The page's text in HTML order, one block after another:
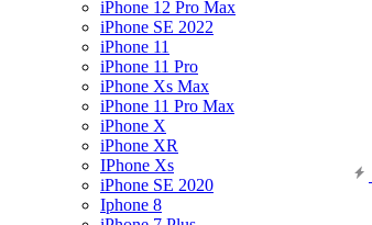
iPhone 12 Pro Max
iPhone SE 2022
iPhone 11
iPhone 11 Pro
iPhone Xs Max
iPhone 11 Pro Max
iPhone X
iPhone XR
IPhone Xs
iPhone SE 2020
Iphone 8